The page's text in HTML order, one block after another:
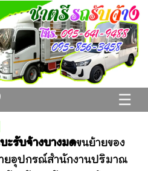
☰
ะรับจ้างบางมดขนย้ายของ
ยอุปกรณ์สำนักงานปริมาณ